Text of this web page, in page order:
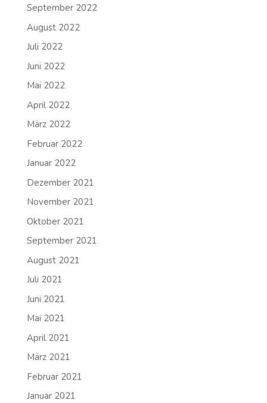
September 2022
August 2022
Juli 2022
Juni 2022
Mai 2022
April 2022
März 2022
Februar 2022
Januar 2022
Dezember 2021
November 2021
Oktober 2021
September 2021
August 2021
Juli 2021
Juni 2021
Mai 2021
April 2021
März 2021
Februar 2021
Januar 2021